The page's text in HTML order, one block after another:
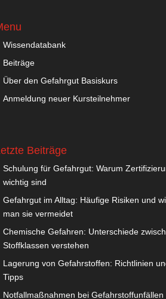
Wissendatabank
Beiträge
Über den Gefahrgut Basiskurs
Anmeldung neuer Kursteilnehmer
Beiträge
Schulung für Gefahrgut: Warum
wichtig sind
Gefahrgut im Alltag: Häufige Risiken und
man sie vermeidet
Chemische Gefahren: Unterschiede
Stoffklassen verstehen
Lagerung von Gefahrstoffen: Richtlinien
Tipps
Notfallmaßnahmen bei Gefahrstoffunfällen